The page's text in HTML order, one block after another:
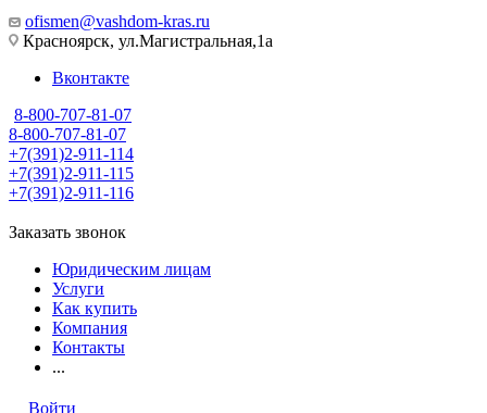
ofismen@vashdom-kras.ru
Красноярск, ул.Магистральная,1а
Вконтакте
8-800-707-81-07
8-800-707-81-07
+7(391)2-911-114
+7(391)2-911-115
+7(391)2-911-116
Заказать звонок
Юридическим лицам
Услуги
Как купить
Компания
Контакты
...
Войти